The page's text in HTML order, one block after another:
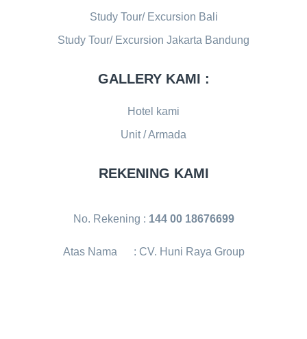
Study Tour/ Excursion Bali
Study Tour/ Excursion Jakarta Bandung
GALLERY KAMI :
Hotel kami
Unit / Armada
REKENING KAMI
No. Rekening : 144 00 18676699
Atas Nama : CV. Huni Raya Group